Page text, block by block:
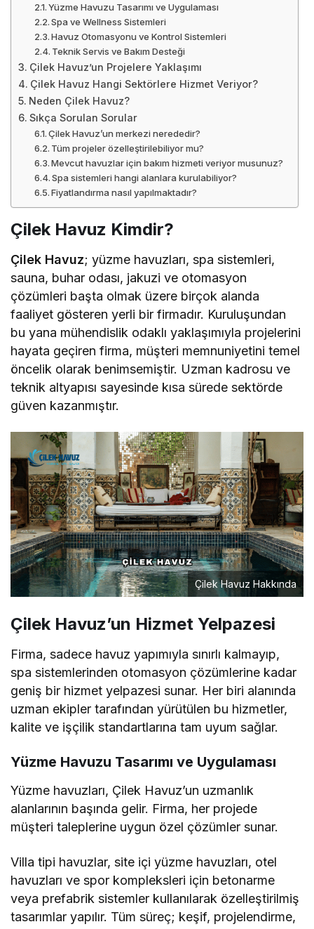
Yüzme Havuzu Tasarımı ve Uygulaması
Spa ve Wellness Sistemleri
Havuz Otomasyonu ve Kontrol Sistemleri
Teknik Servis ve Bakım Desteği
Çilek Havuz’un Projelere Yaklaşımı
Çilek Havuz Hangi Sektörlere Hizmet Veriyor?
Neden Çilek Havuz?
Sıkça Sorulan Sorular
Çilek Havuz’un merkezi nerededir?
Tüm projeler özelleştirilebiliyor mu?
Mevcut havuzlar için bakım hizmeti veriyor musunuz?
Spa sistemleri hangi alanlara kurulabiliyor?
Fiyatlandırma nasıl yapılmaktadır?
Çilek Havuz Kimdir?
Çilek Havuz; yüzme havuzları, spa sistemleri,
sauna, buhar odası, jakuzi ve otomasyon
çözümleri başta olmak üzere birçok alanda
faaliyet gösteren yerli bir firmadır. Kuruluşundan
bu yana mühendislik odaklı yaklaşımıyla projelerini
hayata geçiren firma, müşteri memnuniyetini temel
öncelik olarak benimsemiştir. Uzman kadrosu ve
teknik altyapısı sayesinde kısa sürede sektörde
güven kazanmıştır.
Çilek Havuz Hakkında
Çilek Havuz’un Hizmet Yelpazesi
Firma, sadece havuz yapımıyla sınırlı kalmayıp,
spa sistemlerinden otomasyon çözümlerine kadar
geniş bir hizmet yelpazesi sunar. Her biri alanında
uzman ekipler tarafından yürütülen bu hizmetler,
kalite ve işçilik standartlarına tam uyum sağlar.
Yüzme Havuzu Tasarımı ve Uygulaması
Yüzme havuzları, Çilek Havuz’un uzmanlık
alanlarının başında gelir. Firma, her projede
müşteri taleplerine uygun özel çözümler sunar.
Villa tipi havuzlar, site içi yüzme havuzları, otel
havuzları ve spor kompleksleri için betonarme
veya prefabrik sistemler kullanılarak özelleştirilmiş
tasarımlar yapılır. Tüm süreç; keşif, projelendirme,